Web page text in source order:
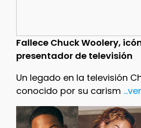
Fallece Chuck Woolery,
presentador de televisión
Un legado en la televisión
conocido por su carism